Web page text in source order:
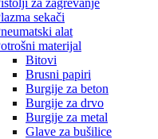
za zagrevanje
sekači
alat
materijal
Bitovi
Brusni papiri
Burgije za beton
Burgije za drvo
Burgije za metal
Glave za bušilice